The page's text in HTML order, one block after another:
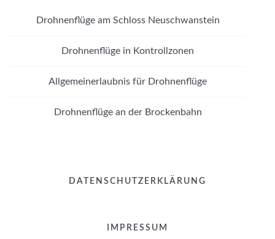
Drohnenflüge am Schloss Neuschwanstein
Drohnenflüge in Kontrollzonen
Allgemeinerlaubnis für Drohnenflüge
Drohnenflüge an der Brockenbahn
DATENSCHUTZERKLÄRUNG
IMPRESSUM